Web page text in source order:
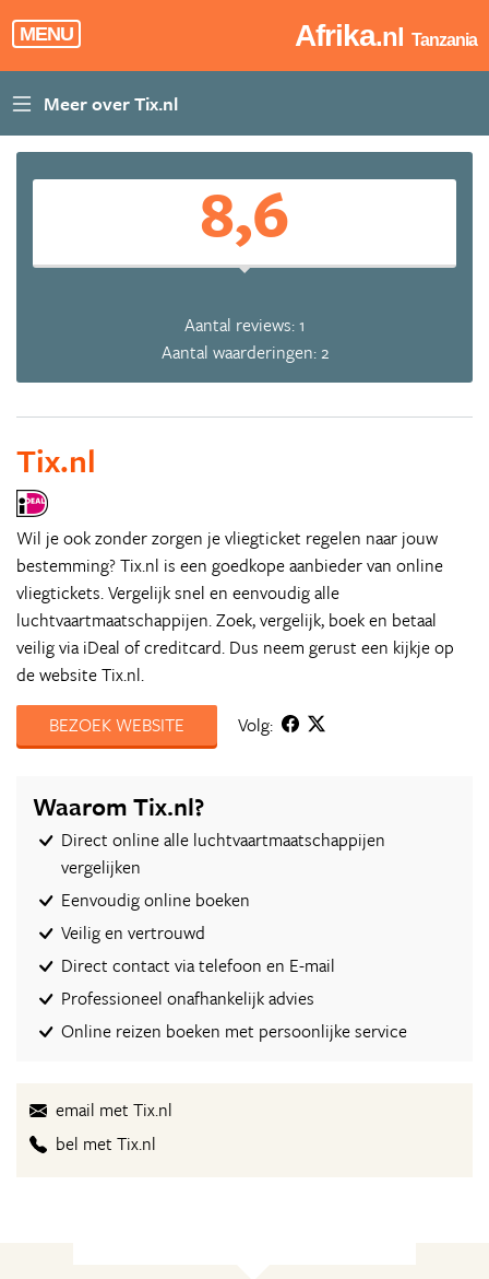
MENU Afrika.nl Tanzania
8,6
Aantal reviews: 1
Aantal waarderingen: 2
Tix.nl
Wil je ook zonder zorgen je vliegticket regelen naar jouw
bestemming? Tix.nl is een goedkope aanbieder van online
vliegtickets. Vergelijk snel en eenvoudig alle
luchtvaartmaatschappijen. Zoek, vergelijk, boek en betaal
veilig via iDeal of creditcard. Dus neem gerust een kijkje op
de website Tix.nl.
BEZOEK WEBSITE
Volg:
Waarom Tix.nl?
Direct online alle luchtvaartmaatschappijen
vergelijken
Eenvoudig online boeken
Veilig en vertrouwd
Direct contact via telefoon en E-mail
Professioneel onafhankelijk advies
Online reizen boeken met persoonlijke service
email met Tix.nl
bel met Tix.nl